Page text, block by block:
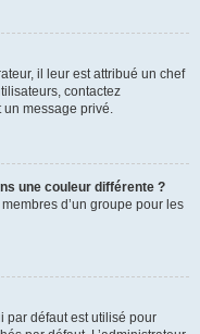
il leur est attribué un chef
contactez
un message privé.
une couleur différente ?
d’un groupe pour les
par défaut est utilisé pour